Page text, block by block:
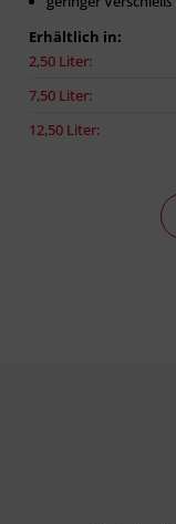
Erhältlich in:
2,50 Liter:
7,50 Liter:
12,50 Liter: